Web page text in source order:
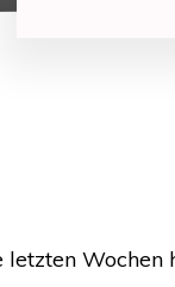
letzten Wochen